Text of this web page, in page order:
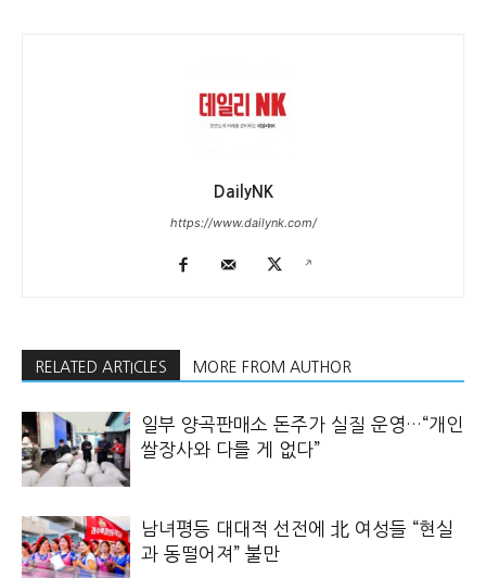
DailyNK
https://www.dailynk.com/
RELATED ARTICLES MORE FROM AUTHOR
일부 양곡판매소 돈주가 실질 운영…“개인
쌀장사와 다를 게 없다”
남녀평등 대대적 선전에 北 여성들 “현실
과 동떨어져” 불만